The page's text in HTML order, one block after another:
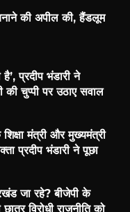
की अपील की, हैंडलूम
प्रदीप भंडारी ने
की चुप्पी पर उठाए सवाल
मंत्री और मुख्यमंत्री
प्रदीप भंडारी ने पूछा
जा रहे? बीजेपी के
विरोधी राजनीति को